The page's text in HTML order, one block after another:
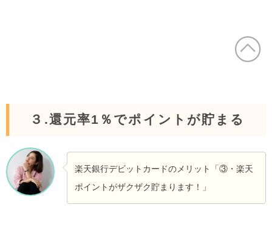
３.還元率1％でポイントが貯まる
楽天銀行デビットカードのメリット「③・楽天
ポイントがザクザク貯まります！」